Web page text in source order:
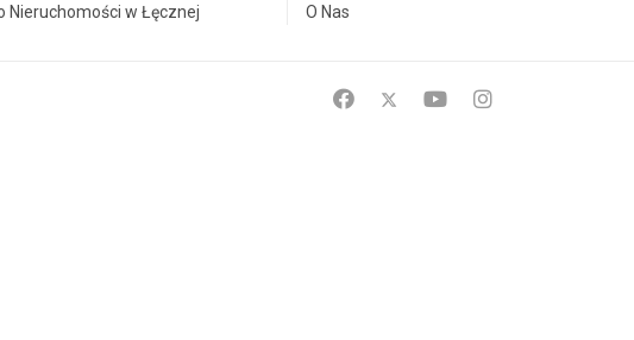
Nieruchomości w Łęcznej O Nas